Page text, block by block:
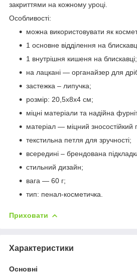
закриттями на кожному уроці.
Особливості:
можна використовувати як
1 основне відділення на
1 внутрішня кишеня на блискавці;
на лацкані — органайзер для
застежка – липучка;
розмір: 20,5x8x4 см;
міцні матеріали та надійна
матеріал — міцний зносостійкий
текстильна петля для зручності;
всередині – брендована
стильний дизайн;
вага — 60 г;
тип: пенал-косметичка.
Приховати
Характеристики
Основні